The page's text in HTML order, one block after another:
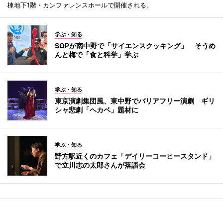
棟地下1階・カンファレンスホールで開催される。
学ぶ・知る
SOPが南中野で「サイエンスクッキング」 そうめ
んと梅で「食と科学」学ぶ
学ぶ・知る
東京演劇集団風、東中野でバリアフリー演劇 ギリ
シャ悲劇「ヘカベ」題材に
学ぶ・知る
野方駅近くのカフェ「デイリーコーヒースタンド」
で立川志の太郎さんが落語会